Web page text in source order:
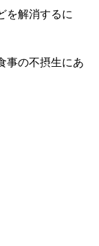
を解消するに
事の不摂生にあ